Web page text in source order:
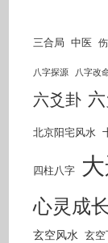
三合局 中医
八字探源 八字改
六爻卦
北京阳宅风水
四柱八字
心灵成长
玄空风水 玄空